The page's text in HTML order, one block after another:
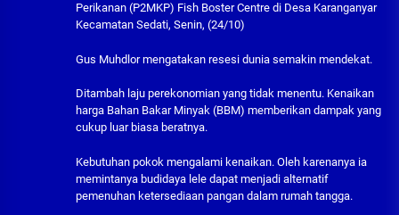
Perikanan (P2MKP) Fish Boster Centre di Desa Karanganyar
Kecamatan Sedati, Senin, (24/10)
Gus Muhdlor mengatakan resesi dunia semakin mendekat.
Ditambah laju perekonomian yang tidak menentu. Kenaikan
harga Bahan Bakar Minyak (BBM) memberikan dampak yang
cukup luar biasa beratnya.
Kebutuhan pokok mengalami kenaikan. Oleh karenanya ia
memintanya budidaya lele dapat menjadi alternatif
pemenuhan ketersediaan pangan dalam rumah tangga.